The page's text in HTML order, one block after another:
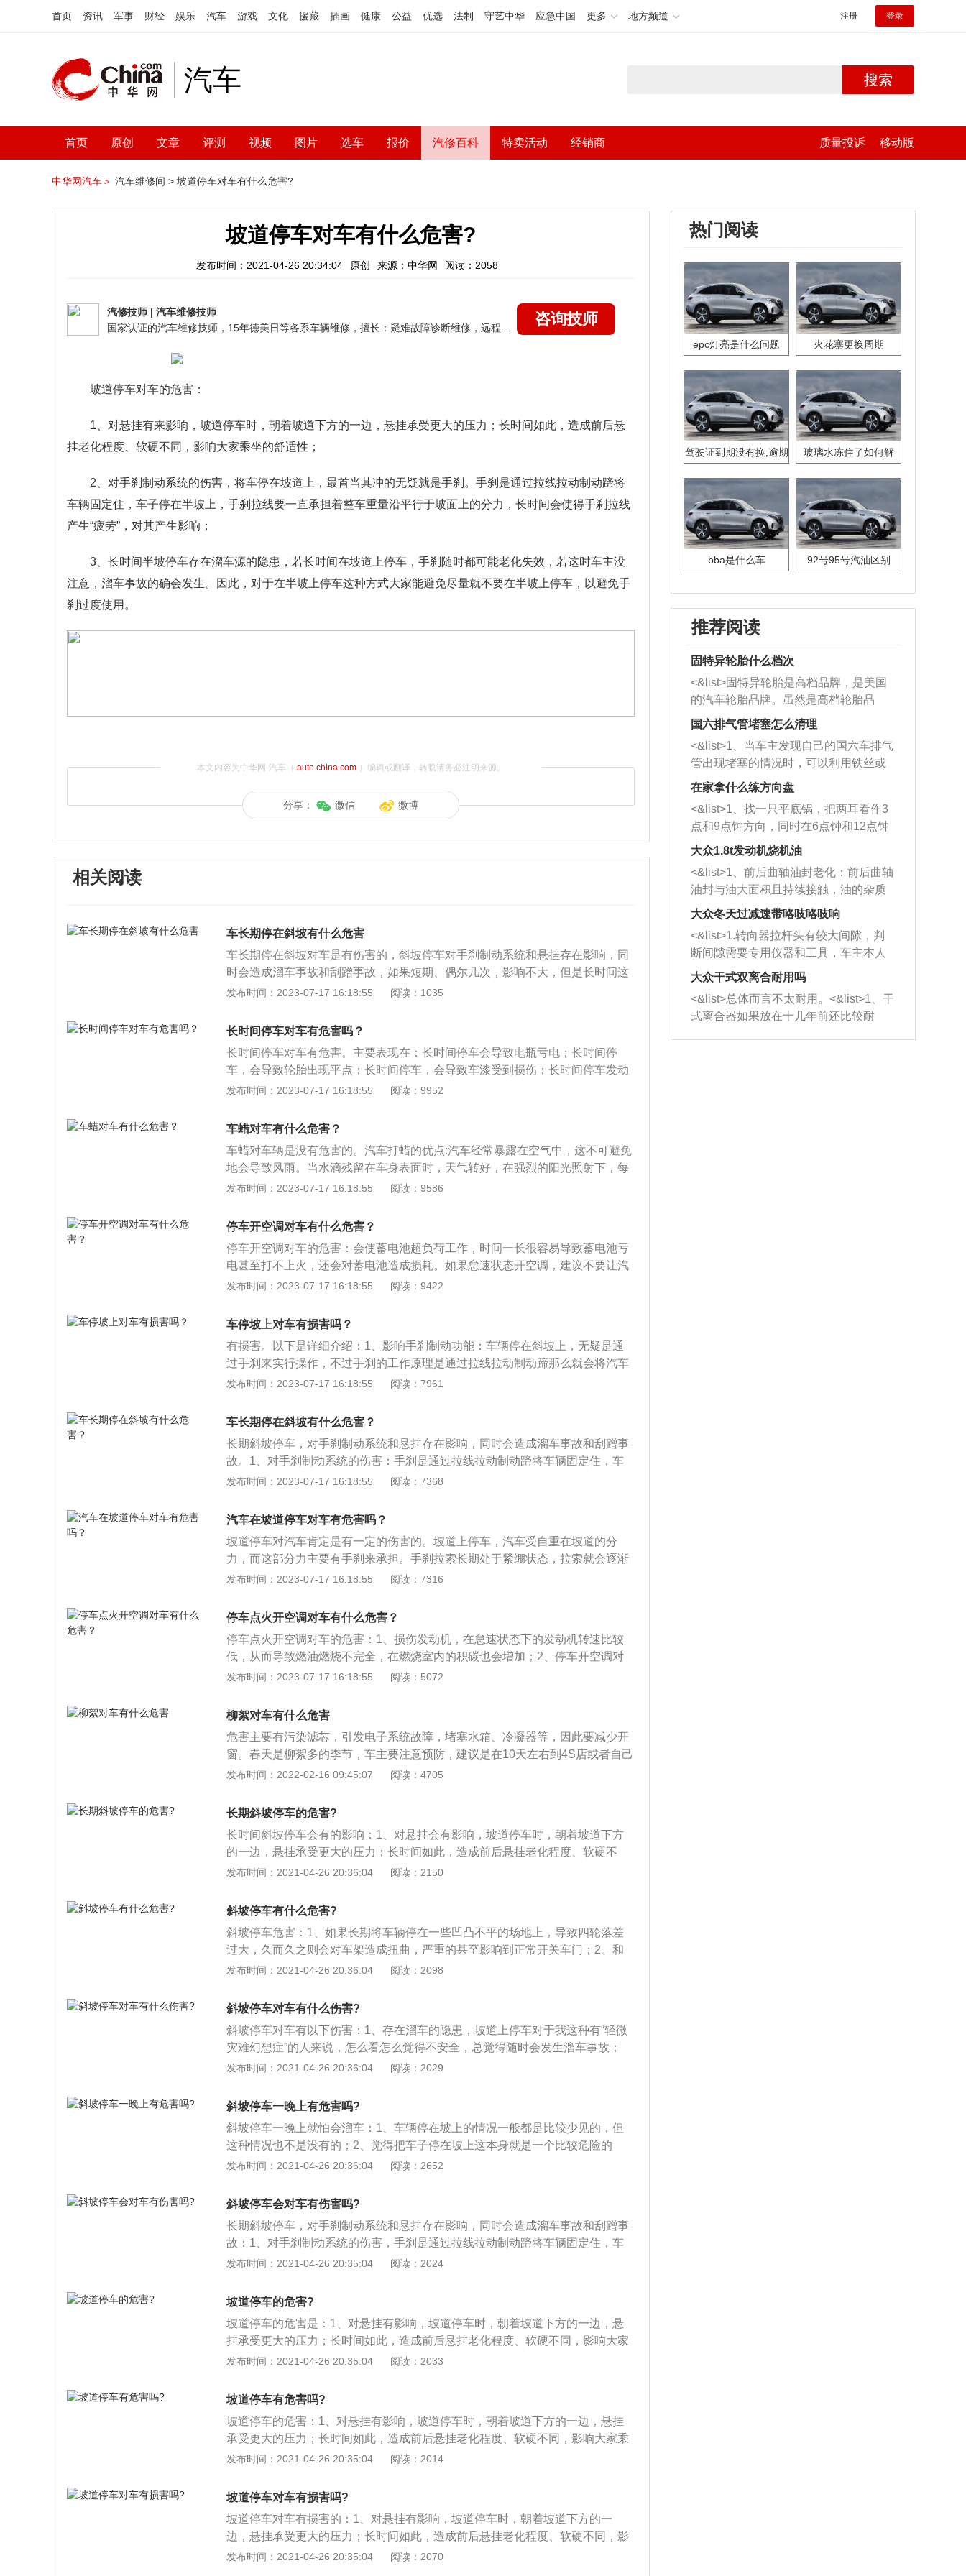
首页 资讯 军事 财经 娱乐 汽车 游戏 文化 援藏 插画 健康 公益 优选 法制 守艺中华 应急中国 更多 地方频道 注册 登录
汽车 搜索
首页 原创 文章 评测 视频 图片 选车 报价 汽修百科 特卖活动 经销商 质量投诉 移动版
中华网汽车＞ 汽车维修间 > 坡道停车对车有什么危害?
坡道停车对车有什么危害?
发布时间：2021-04-26 20:34:04 原创 来源：中华网 阅读：2058
汽修技师 | 汽车维修技师
咨询技师
坡道停车对车的危害：
1、对悬挂有来影响，坡道停车时，朝着坡道下方的一边，悬挂承受更大的压力；长时间如此，造成前后悬
挂老化程度、软硬不同，影响大家乘坐的舒适性；
2、对手刹制动系统的伤害，将车停在坡道上，最首当其冲的无疑就是手刹。手刹是通过拉线拉动制动蹄将
车辆固定住，车子停在半坡上，手刹拉线要一直承担着整车重量沿平行于坡面上的分力，长时间会使得手刹拉线
产生“疲劳”，对其产生影响；
3、长时间半坡停车存在溜车源的隐患，若长时间在坡道上停车，手刹随时都可能老化失效，若这时车主没
注意，溜车事故的确会发生。因此，对于在半坡上停车这种方式大家能避免尽量就不要在半坡上停车，以避免手
刹过度使用。
本文内容为中华网·汽车（ auto.china.com）编辑或翻译，转载请务必注明来源。
分享： 微信 微博
相关阅读
车长期停在斜坡有什么危害
车长期停在斜坡对车是有伤害的，斜坡停车对手刹制动系统和悬挂存在影响，同
时会造成溜车事故和刮蹭事故，如果短期、偶尔几次，影响不大，但是长时间这
样停车，对车辆也会造成不小的伤害，甚至留下安全隐患。斜坡停车的危害如
力；长时间如此，造成前后悬挂老化程度、软硬不同，影响大家乘坐的舒适性。
2、对手刹制动系统的伤害将车停在坡道上，最首当其冲的无疑就是手刹。手刹
是通过拉线拉动制动蹄将车辆固定住，车子停在半坡上，手刹拉线要一直承担着
整车重量沿平行于坡面上的分力，长时间会使得手刹拉线产生”疲劳”，对其产生
影响。3、长时间半坡停车存在溜车的隐患若长时间在坡道上停车，手刹随时都
停车这种方式大家能避免尽量就不要在半坡上停车，以避免手刹过度使用。
发布时间：2023-07-17 16:18:55 阅读：1035
长时间停车对车有危害吗？
长时间停车对车有危害。主要表现在：长时间停车会导致电瓶亏电；长时间停
车，会导致轮胎出现平点；长时间停车，会导致车漆受到损伤；长时间停车发动
机和变速箱得不到充分的润滑，这样发动机和变速箱内的一些金属部件会生锈。
长时间不使用汽车，建议将电瓶的负极断开。长时间停车应该隔一段时间启动一
次，给电瓶充电，保证电瓶处于满电的状态。长时间停车，会导致轮胎出现平
点：由于长期停放，轮胎只有一部分受力，会造成局部受压收缩变形。时间越
长，变形部位不易恢复，最终导致无法使用。若不及时更换，行车时有安全隐
患。长时间停车，会导致车漆受到损伤：玻璃水、鸟粪等呈现强酸性或者强碱
害很大。
发布时间：2023-07-17 16:18:55 阅读：9952
车蜡对车有什么危害？
车蜡对车辆是没有危害的。汽车打蜡的优点:汽车经常暴露在空气中，这不可避免
地会导致风雨。当水滴残留在车身表面时，天气转好，在强烈的阳光照射下，每
个水滴都是一个凸透镜。在它的聚焦作用下，焦点处的温度达到800-1000℃，在
露的金属表面生锈。耐高温性:车蜡的抗高温原理是有效反射来自不同方向的入射
光，防止入射光使漆面或底漆老化变色。防静电功能:汽车中有两种主要的静电来
源。一是纤维织物的摩擦，如地毯、座椅和衣服。另一方面是由于行驶过程中空
气中的灰尘与车身金属表面的摩擦造成的。无论产生什么样的静电，都会给乘客
带来很多不便甚至伤害。蜡的防静电功能主要体现在汽车表面的防静电，其原理
不同，其抗静电效果也有一定的差异。一般防静电车蜡在阻隔灰尘与漆面摩擦方
面优于普通车蜡。
发布时间：2023-07-17 16:18:55 阅读：9586
停车开空调对车有什么危害？
停车开空调对车的危害：会使蓄电池超负荷工作，时间一长很容易导致蓄电池亏
电甚至打不上火，还会对蓄电池造成损耗。如果怠速状态开空调，建议不要让汽
车长时间处于怠速状态，怠速会使燃油燃烧不充分，容易在缸内、节气门上产生
和控制在最佳状态，为乘员提供舒适的乘坐环境，减少旅途疲劳，为驾驶员创造
良好的工作条件，对确保安全行车起到重要作用的通风装置。
发布时间：2023-07-17 16:18:55 阅读：9422
车停坡上对车有损害吗？
有损害。以下是详细介绍：1、影响手刹制动功能：车辆停在斜坡上，无疑是通
过手刹来实行操作，不过手刹的工作原理是通过拉线拉动制动蹄那么就会将汽车
固定车位，不过当汽车停在斜坡时，手刹线无疑是要承担更多的重量分担，若是
是汽车车主不要注意，极有可能影响到事故的造成。2、影响轮胎：若是停车时
方向盘没有回正，那么对轮胎及转向系统基本都有损害。因为车轮销倾角的有，
在车轮停车静止的情况下轮胎胎面并不是是完全着地，而是一部分与地面接触，
若方向盘没摆正则会影响到轮胎里侧胎壁受到的压力大，长期以往会使轮胎摩擦
变形。
发布时间：2023-07-17 16:18:55 阅读：7961
车长期停在斜坡有什么危害？
长期斜坡停车，对手刹制动系统和悬挂存在影响，同时会造成溜车事故和刮蹭事
故。1、对手刹制动系统的伤害：手刹是通过拉线拉动制动蹄将车辆固定住，车
子停在半坡上，手刹拉线要一直承担着整车重量沿平行于坡面上的分力，长时间
能；平时用车不注意，在停车后就酿成溜车事故。2、对悬挂的影响：坡道停车
时，朝着坡道下方的一边，悬挂承受更大的压力；长时间如此，造成前后悬挂老
化程度、软硬不同，影响乘坐舒适性。3、存在溜车的隐患：长时间在坡道上停
车，手刹老化失效，发生溜车事故。4、易发生刮蹭事故：在斜坡上的半边停车
难度大，易发生刮蹭事故。
发布时间：2023-07-17 16:18:55 阅读：7368
汽车在坡道停车对车有危害吗？
坡道停车对汽车肯定是有一定的伤害的。坡道上停车，汽车受自重在坡道的分
力，而这部分力主要有手刹来承担。手刹拉索长期处于紧绷状态，拉索就会逐渐
拉长，悬挂承受压力。从而使手刹的可靠性降低，驻不住车，倒遛等问题就会越
压力。长时间如此，造成前后悬挂老化程度、软硬不度同，影响乘坐的舒适性。
对手刹制动系统的伤害：将汽车停在坡道上，手刹便会承担压力。手刹是通过拉
线拉动制动将车辆固定住，汽车停在半坡上，手刹拉线要一直承担着整车重量沿
平行于坡面上的分力，长时间答会使得手刹拉线产生疲劳，对其产生影响。溜车
的隐患：若长时间在坡道上停车，回手刹随时都可能老化失效，溜车事故的确会
发布时间：2023-07-17 16:18:55 阅读：7316
停车点火开空调对车有什么危害？
停车点火开空调对车的危害：1、损伤发动机，在怠速状态下的发动机转速比较
低，从而导致燃油燃烧不完全，在燃烧室内的积碳也会增加；2、停车开空调对
车内的人将会产生生命威胁，因为汽油在这种状态下燃烧不充分，就会产生一种
候最好不要开空调，重要的是为了自身的安全，也为了保护发动机。
发布时间：2023-07-17 16:18:55 阅读：5072
柳絮对车有什么危害
危害主要有污染滤芯，引发电子系统故障，堵塞水箱、冷凝器等，因此要减少开
窗。春天是柳絮多的季节，车主要注意预防，建议是在10天左右到4S店或者自己
动手清洗一下水箱，并且要经常对空调滤芯等进行清理。清理时要注意，不可对
水洗中黏连。除了日常清洁，在过季之后要进行一次彻底的清洁。还可以安装水
箱防护网，给空调系统安装粉尘过滤器等，这样能有效阻止柳絮、杨絮、飞虫、
沙石等异物进入，有了防护网，也会更容易清洗。等季节过去，就可以拆除了。
同时要减少开窗，如果太热，可以采用空调外循环进行通风。
发布时间：2022-02-16 09:45:07 阅读：4705
长期斜坡停车的危害?
长时间斜坡停车会有的影响：1、对悬挂会有影响，坡道停车时，朝着坡道下方
的一边，悬挂承受更大的压力；长时间如此，造成前后悬挂老化程度、软硬不
同，影响乘坐舒适性；2、存在溜车的隐患，长时间在坡道上停车，手刹老化失
刮蹭事故。
发布时间：2021-04-26 20:36:04 阅读：2150
斜坡停车有什么危害?
斜坡停车危害：1、如果长期将车辆停在一些凹凸不平的场地上，导致四轮落差
过大，久而久之则会对车架造成扭曲，严重的甚至影响到正常开关车门；2、和
多数损伤相比，车身框架的变形是最难以挽回的车辆衰老症状。因此，如长期停
情况应尽量避免；3、汽车不能长期停放容易出故障油封会较容易老化因为车辆
停驶，油封四周的接触受力总是不均匀的，直到油封发生永久变形，这样非常容
易漏油。
发布时间：2021-04-26 20:36:04 阅读：2098
斜坡停车对车有什么伤害?
斜坡停车对车有以下伤害：1、存在溜车的隐患，坡道上停车对于我这种有“轻微
灾难幻想症”的人来说，怎么看怎么觉得不安全，总觉得随时会发生溜车事故；
2、事实上，若长时间在坡道上停车，手刹随时都可能老化失效，若这时车主没
量避免吧。
发布时间：2021-04-26 20:36:04 阅读：2029
斜坡停车一晚上有危害吗?
斜坡停车一晚上就怕会溜车：1、车辆停在坡上的情况一般都是比较少见的，但
这种情况也不是没有的；2、觉得把车子停在坡上这本身就是一个比较危险的
事，因为坡都是有坡度的，停在斜坡上的车子会由于重力势能跟坡度的作用；
发布时间：2021-04-26 20:36:04 阅读：2652
斜坡停车会对车有伤害吗?
长期斜坡停车，对手刹制动系统和悬挂存在影响，同时会造成溜车事故和刮蹭事
故：1、对手刹制动系统的伤害，手刹是通过拉线拉动制动蹄将车辆固定住，车
子停在半坡上，手刹拉线要一直承担着整车重量沿平行于坡面上的分力；2、长
动性能；平时用车不注意，在停车后就酿成溜车事故；3、对悬挂的影响，坡道
停车时，朝着坡道下方的一边，悬挂承受更大的压力；长时间如此，造成前后悬
挂老化程度、软硬不同，影响乘坐舒适性。
发布时间：2021-04-26 20:35:04 阅读：2024
坡道停车的危害?
坡道停车的危害是：1、对悬挂有影响，坡道停车时，朝着坡道下方的一边，悬
挂承受更大的压力；长时间如此，造成前后悬挂老化程度、软硬不同，影响大家
乘坐的舒适性；2、对手刹制动系统的伤害，将车道停在坡道上，最首当其冲的
刹拉线要一直承担着整车重量沿平行于坡面上的分力，长时间会使得手刹拉线产
生“疲劳”，对其产生影响；3、长时间半坡停车回存在溜车的隐患，若长时间在坡
道上停车，手刹随时都可能老化失效，若这时车主没注意，溜车事故的确会发
生。因此，对于在半坡上停车这种方式大家能避免尽量就不要在半坡上停车，以
避免手刹过度使用。
发布时间：2021-04-26 20:35:04 阅读：2033
坡道停车有危害吗?
坡道停车的危害：1、对悬挂有影响，坡道停车时，朝着坡道下方的一边，悬挂
承受更大的压力；长时间如此，造成前后悬挂老化程度、软硬不同，影响大家乘
坐的舒适性；2、对手刹制动系统的伤害，将车停在坡道上，最首当其冲的无疑
线要一直承担着整车重量沿道平行于坡面上的分力，长时间会使得手刹拉线产
生“疲劳”，对其产生影响；3、长时间半坡停内车存在溜车的隐患，若长时间在坡
道上停车，手刹随时都可能老化失效，若这时车主没注意，溜车事故的确会发
生。因此，对于在半坡上停车这种方式大家能避免尽量就不要在容半坡上停车，
以避免手刹过度使用。
发布时间：2021-04-26 20:35:04 阅读：2014
坡道停车对车有损害吗?
坡道停车对车有损害的：1、对悬挂有影响，坡道停车时，朝着坡道下方的一
边，悬挂承受更大的压力；长时间如此，造成前后悬挂老化程度、软硬不同，影
响大家乘坐的舒适性；2、对手刹制动系统的伤害，将车停在坡道上，最首当其
发布时间：2021-04-26 20:35:04 阅读：2070
热门阅读
epc灯亮是什么问题 火花塞更换周期
驾驶证到期没有换,逾期
玻璃水冻住了如何解
bba是什么车 92号95号汽油区别
推荐阅读
固特异轮胎什么档次
<&list>固特异轮胎是高档品牌，是美国
的汽车轮胎品牌。虽然是高档轮胎品
牌，但是中高低端的轮胎都有生产，这
也是为了更好的开拓市场。
国六排气管堵塞怎么清理
<&list>1、当车主发现自己的国六车排气
管出现堵塞的情况时，可以利用铁丝或
者是细棍，直接将杂物给取出来，如果
堵塞情况比较严重，也可以采取应急措
施。 <&list>2、直接利用木棍将所有的
杂物推到排气管里面的位置处，然后将
三元催化器拆解开，就可以将堵塞的东
西取出来。但如果是因为积碳过多引起
的堵塞，就需要将三元催化器泡在草酸
洗剂对堵塞的情况得到解决，将清洗剂
放在燃油箱中，与燃油混合后，车辆启
动时，就可以和汽油一起进入到燃烧
室，最后形成废气排出，就可以让三元
催化器得到清洗，排气管堵塞的情况就
能够得到解决。
在家拿什么练方向盘
<&list>1、找一只平底锅，把两耳看作3
点和9点钟方向，同时在6点钟和12点钟
方向做一个标记。 <&list>2、双手握住
一圈半的练习，往右同样也要打相同的
圈数。 <&list>3、最后强调要反复练
习，这样就可以形成肌肉记忆，在真实
驾驶车辆时，不需要记忆也能打好方
向。
大众1.8t发动机烧机油
<&list>1、前后曲轴油封老化：前后曲轴
油封与油大面积且持续接触，油的杂质
和发动机内持续温度变化使其密封效果
逐渐减弱，导致渗油或漏油。<&list>2、
活塞间隙过大：积碳会使活塞环与缸体
的间隙扩大，导致机油流入燃烧室中，
造成烧机油。<&list>3、机油粘度。使用
机油粘度过小的话，同样会有烧机油现
象，机油粘度过小具有很好的流动性，
大众冬天过减速带咯吱咯吱响
<&list>1.转向器拉杆头有较大间隙，判
断间隙需要专用仪器和工具，车主本人
无法制作，需要将车辆送到修理厂或4s
店；<&list>2.车辆半轴套管防尘罩破
裂，破裂后会出现漏油现象，使半轴磨
损严重，磨损的半轴容易损坏，产生异
响；<&list>3.稳定器的转向胶套和球头
大众干式双离合耐用吗
<&list>总体而言不太耐用。<&list>1、干
式离合器如果放在十几年前还比较耐